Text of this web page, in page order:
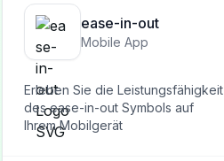
ease-in-out
Mobile App
Erleben Sie die Leistungsfähigkeit
des ease-in-out Symbols auf
Ihrem Mobilgerät